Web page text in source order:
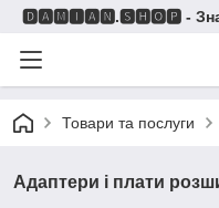
🅳🅰🅼🅸🅰🅽.🆂🅷🅾🅿 -
Товари та послуги
Адаптери і плати